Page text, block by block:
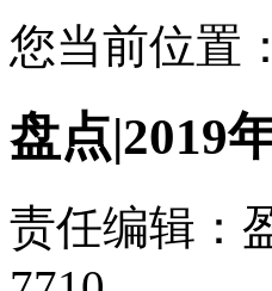
您当前位置：
盘点|2019
责任编辑：